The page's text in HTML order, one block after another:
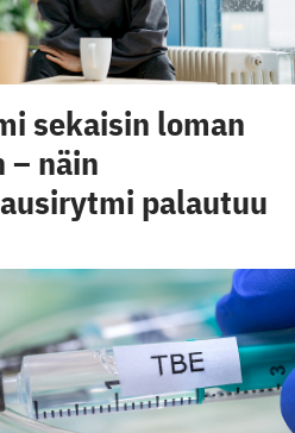
sekaisin loman
– näin
palautuu